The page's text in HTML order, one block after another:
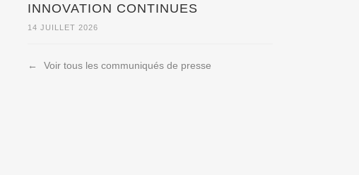
INNOVATION CONTINUES
14 JUILLET 2026
← Voir tous les communiqués de presse